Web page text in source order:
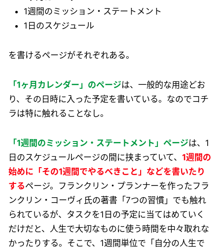
1週間のミッション・ステートメント
1日のスケジュール
を書けるページがそれぞれある。
「1ヶ月カレンダー」のページは、一般的な用途どお
り、その日時に入った予定を書いている。なのでコチ
ラは特に触れることなし。
「1週間のミッション・ステートメント」ページは、1
日のスケジュールページの間に挟まっていて、 1週間の
始めに「その1週間でやるべきこと」などを書いたり
するページ。フランクリン・プランナーを作ったフラ
ンクリン・コーヴィ氏の著書「7つの習慣」でも触れ
られているが、タスクを1日の予定に当てはめていく
だけだと、人生で大切なものに使う時間を中々取れな
かったりする。そこで、1週間単位で「自分の人生で